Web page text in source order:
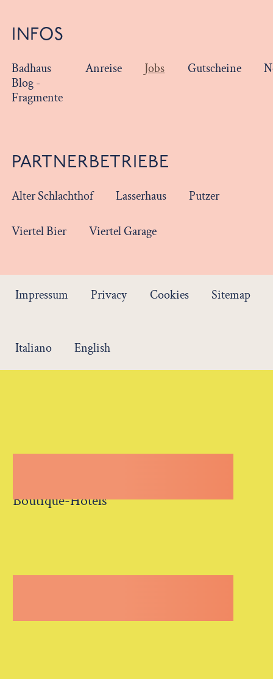
INFOS
Badhaus
Blog -
Fragmente
Anreise Jobs Gutscheine
PARTNERBETRIEBE
Alter Schlachthof Lasserhaus Putzer
Viertel Bier Viertel Garage
Impressum Privacy Cookies Sitemap
Italiano English